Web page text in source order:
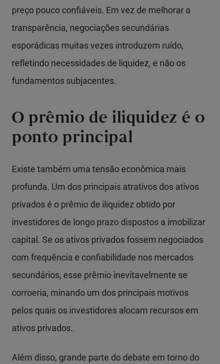
preço pouco confiáveis. Em vez de melhorar a
transparência, negociações secundárias
esporádicas muitas vezes introduzem ruído,
refletindo necessidades de liquidez, e não os
fundamentos subjacentes.
O prêmio de iliquidez é o
ponto principal
Existe também uma tensão econômica mais
profunda. Um dos principais atrativos dos ativos
privados é o prêmio de iliquidez obtido por
investidores de longo prazo dispostos a imobilizar
capital. Se os ativos privados fossem negociados
com frequência e confiabilidade nos mercados
secundários, esse prêmio inevitavelmente se
corroeria, minando um dos principais motivos
pelos quais os investidores alocam recursos em
ativos privados.
Além disso, grande parte do debate em torno do